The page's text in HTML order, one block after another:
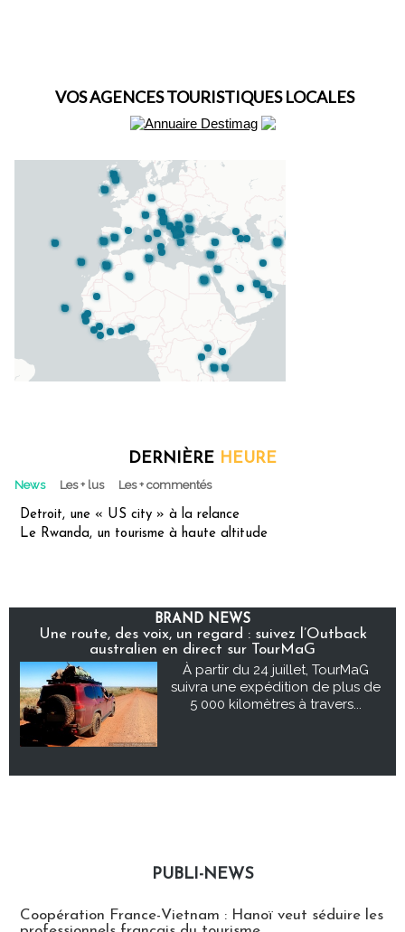
VOS AGENCES TOURISTIQUES LOCALES
DERNIÈRE HEURE
News Les + lus Les + commentés
Detroit, une « US city » à la relance
Le Rwanda, un tourisme à haute altitude
BRAND NEWS
Une route, des voix, un regard : suivez l’Outback
australien en direct sur TourMaG
À partir du 24 juillet, TourMaG
suivra une expédition de plus de
5 000 kilomètres à travers...
PUBLI-NEWS
Coopération France-Vietnam : Hanoï veut séduire les